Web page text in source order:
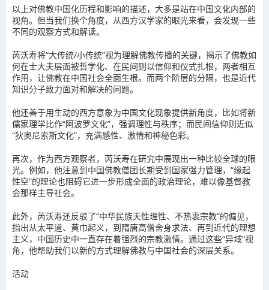
以上对佛教中国化历程和影响的描述，大多是站在中国文化内部的
视角。但当我们换个角度，从西方汉学家的眼光来看，会发现一些
不同的观察方式和解读。
芮沃寿将“大传统/小传统”视为理解佛教传播的关键，揭示了佛教如
何在士大夫层面被哲学化、在民间则以信仰和仪式扎根，两者相互
作用，让佛教在中国社会全面生根。而两个阶层的分隔，也是近代
知识分子致力面对和解决的问题。
他还善于用生动的西方意象为中国文化现象提供新角度，比如将新
儒家理学比作“阿波罗文化”，强调理性与秩序；而民间信仰则近似
“狄奥尼索斯文化”，充满感性、激情和神秘色彩。
再次，作为西方观察者，芮沃寿在研究中展现出一种比较全球的眼
光。例如，他注意到中国佛教僧团长期受到国家强力管理，“缘起
性空”的理论也阻碍它进一步形成全面的政治理论，难以像基督教
会那样主导社会。
此外，芮沃寿还反驳了“中华民族天性理性、不热衷宗教”的偏见，
指出从太平道、黄巾起义，到隋唐高僧舍身求法、再到近代的理想
主义，中国历史中一直存在着强烈的宗教激情。通过这些“异域”视
角，他帮助我们以新的方式理解佛教与中国社会的深层关系。
活动